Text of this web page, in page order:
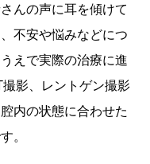
んの声に耳を傾けて
不安や悩みなどにつ
えで実際の治療に進
影、レントゲン撮影
内の状態に合わせた
。